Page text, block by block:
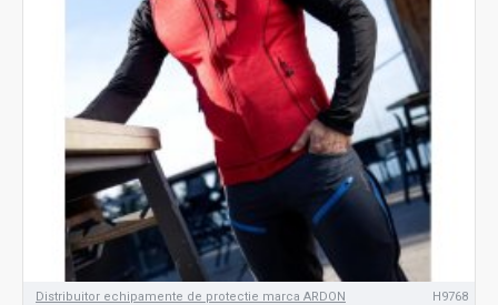
Distribuitor echipamente de protectie marca ARDON H9768